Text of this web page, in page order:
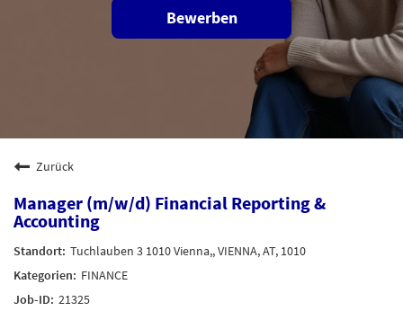
Bewerben
Zurück
Manager (m/w/d) Financial Reporting &
Accounting
Tuchlauben 3 1010 Vienna,, VIENNA, AT, 1010
FINANCE
21325